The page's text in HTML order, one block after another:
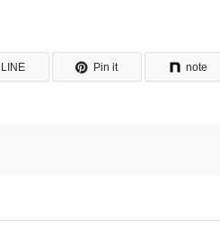
LINE Pin it note